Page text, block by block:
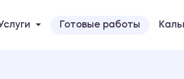
Готовые работы